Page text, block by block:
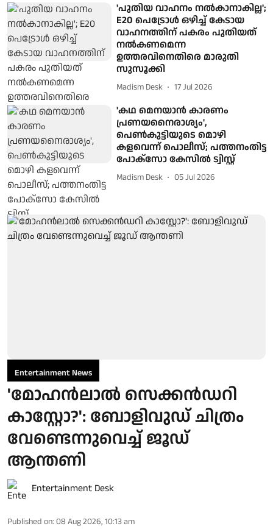
'പുതിയ വാഹനം നൽകാനാകില്ല';
E20 പെട്രോൾ ഒഴിച്ച് കേടായ
വാഹനത്തിന് പകരം പുതിയത്
നൽകണമെന്ന
ഉത്തരവിനെതിരെ മാരുതി
സുസൂക്കി
Madism Desk 17 Jul 2026
'കഥ മെനയാൻ കാരണം
പ്രണയനൈരാശ്യം',
പെൺകുട്ടിയുടെ മൊഴി
കളവെന്ന് പൊലീസ്; പത്തനംതിട്ട
പോക്സോ കേസിൽ ട്വിസ്റ്റ്
Madism Desk 05 Jul 2026
Entertainment News
'മോഹൻലാൽ സെക്കൻഡറി
കാസ്റ്റോ?': ബോളിവുഡ് ചിത്രം
വേണ്ടെന്നുവെച്ച് ജൂഡ്
ആന്തണി
Entertainment Desk
Published on: 08 Aug 2026, 10:13 am